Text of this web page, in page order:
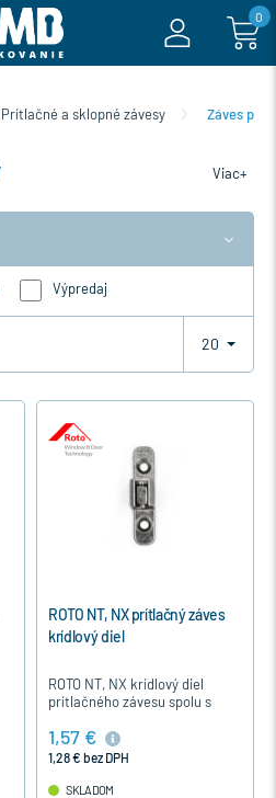
0
Prítlačné a sklopné závesy Záves
Viac+
Výpredaj
20
ROTO NT, NX prítlačný záves
krídlový diel
ROTO NT, NX krídlový diel
prítlačného závesu spolu s
pritlačenie krídla k rámu a tým
aj tesnenie otváravých…
1,57 €
1,28 € bez DPH
SKLADOM